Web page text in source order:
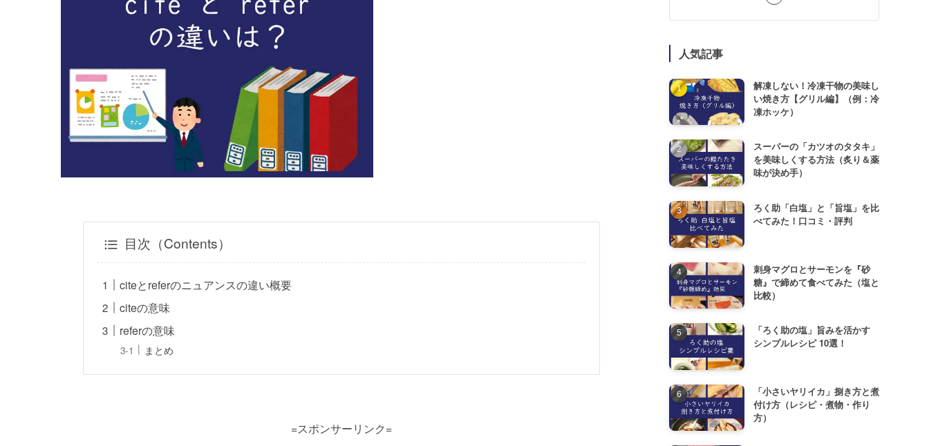
目次（Contents）
citeとreferのニュアンスの違い概要
citeの意味
referの意味
まとめ
=スポンサーリンク=
人気記事
解凍しない！冷凍干物の美味し
い焼き方【グリル編】（例：冷
凍ホッケ）
スーパーの「カツオのタタキ」
を美味しくする方法（炙り＆薬
味が決め手）
ろく助「白塩」と「旨塩」を比
べてみた！口コミ・評判
刺身マグロとサーモンを『砂
糖』で締めて食べてみた（塩と
比較）
「ろく助の塩」旨みを活かす
シンプルレシピ 10選！
「小さいヤリイカ」捌き方と煮
付け方（レシピ・煮物・作り
方）